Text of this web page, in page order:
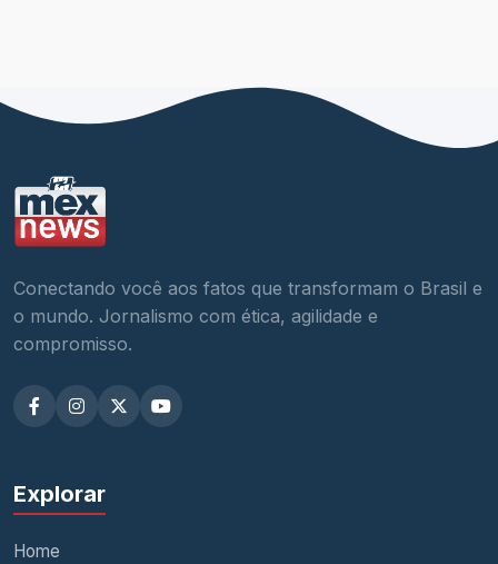
Conectando você aos fatos que transformam o Brasil e
o mundo. Jornalismo com ética, agilidade e
compromisso.
Explorar
Home